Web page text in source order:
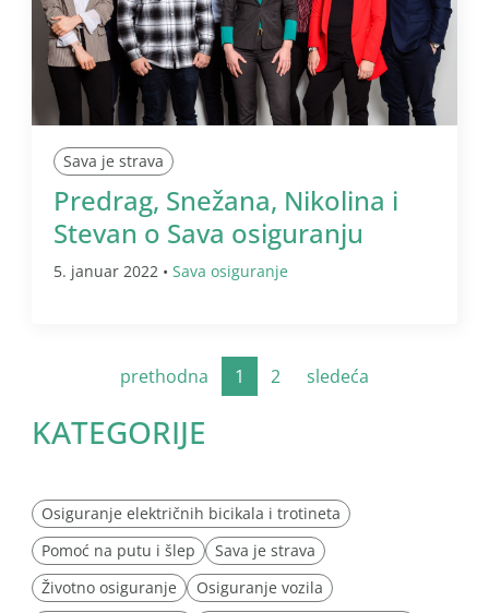
Sava je strava
Predrag, Snežana, Nikolina i
Stevan o Sava osiguranju
5. januar 2022 • Sava osiguranje
prethodna 1 2 sledeća
KATEGORIJE
Osiguranje električnih bicikala i trotineta
Pomoć na putu i šlep
Sava je strava
Životno osiguranje
Osiguranje vozila